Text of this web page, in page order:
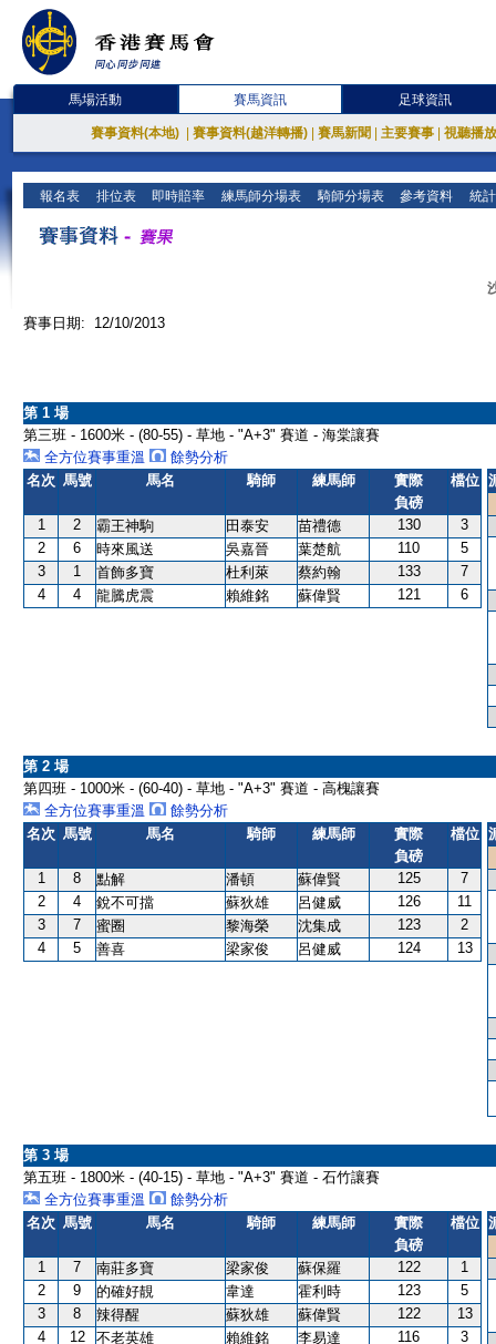
馬場活動 賽馬資訊 足球資訊
賽事資料(本地) 賽事資料(越洋轉播) 賽馬新聞 主要賽事 視聽播
報名表 排位表 即時賠率 練馬師分場表 騎師分場表 參考資料 統
賽事日期: 12/10/2013
第 1 場
第三班 - 1600米 - (80-55) - 草地 - "A+3" 賽道 - 海棠讓賽
全方位賽事重溫
餘勢分析
名次 馬號 馬名 騎師 練馬師
實際
負磅
檔位
1 2 霸王神駒 田泰安 苗禮德 130
3
2
6 時來風送 吳嘉晉 葉楚航 110
5
3
1 首飾多寶 杜利萊 蔡約翰 133
7
4
4 龍騰虎震 賴維銘 蘇偉賢 121 6
第 2 場
第四班 - 1000米 - (60-40) - 草地 - "A+3" 賽道 - 高槐讓賽
全方位賽事重溫
餘勢分析
名次 馬號 馬名 騎師 練馬師
實際
負磅
檔位
1 8 點解 潘頓 蘇偉賢 125
7
2
4 銳不可擋 蘇狄雄 呂健威 126
11
3
7 蜜圈 黎海榮 沈集成 123
2
4
5 善喜 梁家俊 呂健威 124 13
第 3 場
第五班 - 1800米 - (40-15) - 草地 - "A+3" 賽道 - 石竹讓賽
全方位賽事重溫
餘勢分析
名次 馬號 馬名 騎師 練馬師
實際
負磅
檔位
1 7 南莊多寶 梁家俊 蘇保羅 122
1
2
9 的確好靚 韋達 霍利時 123
5
3
8 辣得醒 蘇狄雄 蘇偉賢 122
13
4
12 不老英雄 賴維銘 李易達 116 3